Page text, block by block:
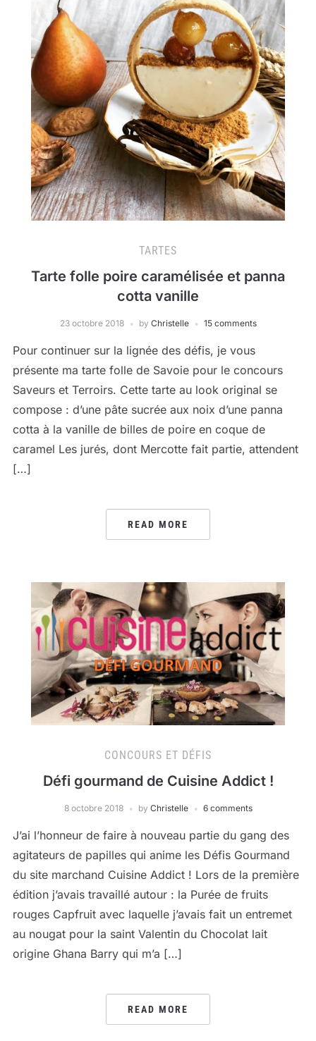
TARTES
Tarte folle poire caramélisée et panna
cotta vanille
23 octobre 2018 by Christelle 15 comments
Pour continuer sur la lignée des défis, je vous
présente ma tarte folle de Savoie pour le concours
Saveurs et Terroirs. Cette tarte au look original se
compose : d’une pâte sucrée aux noix d’une panna
cotta à la vanille de billes de poire en coque de
caramel Les jurés, dont Mercotte fait partie, attendent
[…]
READ MORE
CONCOURS ET DÉFIS
Défi gourmand de Cuisine Addict !
8 octobre 2018 by Christelle 6 comments
J’ai l’honneur de faire à nouveau partie du gang des
agitateurs de papilles qui anime les Défis Gourmand
du site marchand Cuisine Addict ! Lors de la première
édition j’avais travaillé autour : la Purée de fruits
rouges Capfruit avec laquelle j’avais fait un entremet
au nougat pour la saint Valentin du Chocolat lait
origine Ghana Barry qui m’a […]
READ MORE